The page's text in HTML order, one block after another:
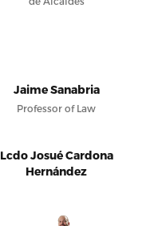
Jaime Sanabria
Professor of Law
Lcdo Josué Cardona
Hernández